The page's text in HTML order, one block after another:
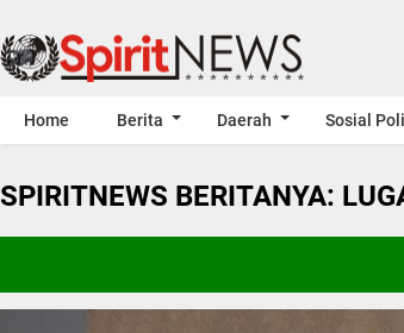
Home Berita Daerah Sosial
SPIRITNEWS BERITANYA: